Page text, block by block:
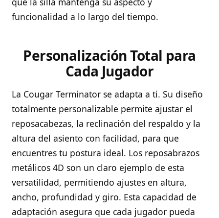
funcionalidad a lo largo del tiempo.
Personalización Total para
Cada Jugador
La Cougar Terminator se adapta a ti. Su diseño
totalmente personalizable permite ajustar el
reposacabezas, la reclinación del respaldo y la
altura del asiento con facilidad, para que
encuentres tu postura ideal. Los reposabrazos
metálicos 4D son un claro ejemplo de esta
versatilidad, permitiendo ajustes en altura,
ancho, profundidad y giro. Esta capacidad de
adaptación asegura que cada jugador pueda